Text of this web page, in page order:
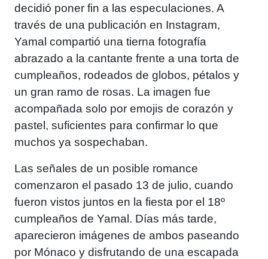
decidió poner fin a las especulaciones. A
través de una publicación en Instagram,
Yamal compartió una tierna fotografía
abrazado a la cantante frente a una torta de
cumpleaños, rodeados de globos, pétalos y
un gran ramo de rosas. La imagen fue
acompañada solo por emojis de corazón y
pastel, suficientes para confirmar lo que
muchos ya sospechaban.
Las señales de un posible romance
comenzaron el pasado 13 de julio, cuando
fueron vistos juntos en la fiesta por el 18º
cumpleaños de Yamal. Días más tarde,
aparecieron imágenes de ambos paseando
por Mónaco y disfrutando de una escapada